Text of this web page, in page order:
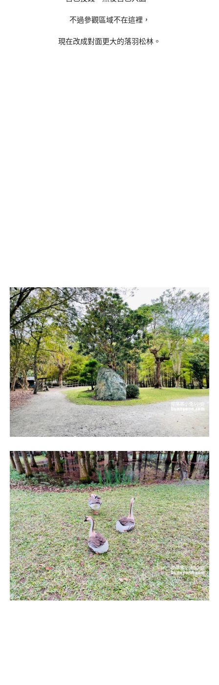
不過參觀區域不在這裡，
現在改成對面更大的落羽松林。